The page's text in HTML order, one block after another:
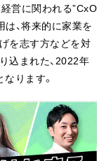
経営に関われる”CxO
、将来的に家業を
を志す方などを対
込まれた、2022年
ります。